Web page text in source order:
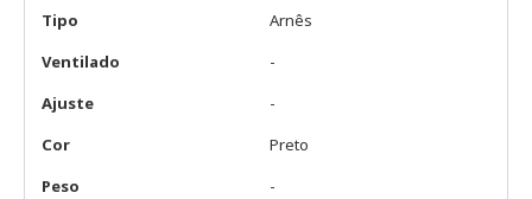
Tipo
Arnês
Ventilado
-
Ajuste
-
Cor
Preto
Peso
-